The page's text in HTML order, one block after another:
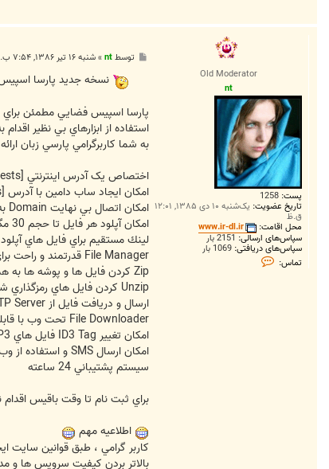
Old Moderator
nt
پست: 1258
تاریخ عضویت: یک‌شنبه ۱۰ دی ۱۳۸۵, ۱۲:۰۱
ق.ظ
محل اقامت: www.ir-dl.ir
سپاس‌های ارسالی:2151 بار
سپاس‌های دریافتی: 1069 بار
تماس:
ت
توسطnt
»شنبه ۱۶ تیر ۱۳۸۶, ۷:۵۴ ب.ظ
نسخه جديد پارسا
پارسا اسپيس فضايي مطمئن براي
استفاده از ابزارهاي بي نظير
به شما كاربرگرامي پارسي زبان
اختصاص يک آدرس اينترنتي [External Link Removed for Guests]
امكان ايجاد ساب دامين با آدرس [External Link Removed for Guests]
امكان اتصال بي نهايت Domain به فضا
امكان آپلود هر فايل تا حجم 30 مگابايت
لينك مستقيم براي فايل هاي
File Manager قدرتمند و راحت براي مديريت فايل ها
Zip كردن فايل ها و پوشه ها به همراه رمز گذاري روي فايل به صورت آنلاين
Unzip كردن فايل هاي رمزگذاري شده به صورت آنلاين
ارسال و دريافت فايل از FTP Server بر روي فضاي شخصي با پهناي باند 10 مگابيت
File Downloader تحت وب با قابليت دانلود فايل از سايت هاي ديگر در چند ثانيه
امكان تغيير ID3 Tag فايل هاي MP3 به صورت كاملا آنلاين
امكان ارسال SMS و استفاده از وب سرويس پيام كوتاه در سايت شخصي
سيستم پشتيباني 24 ساعته
براي ثبت نام تا وقت باقيس اقدام
اطلاعيه مهم
كاربر گرامي ، طبق قوانين